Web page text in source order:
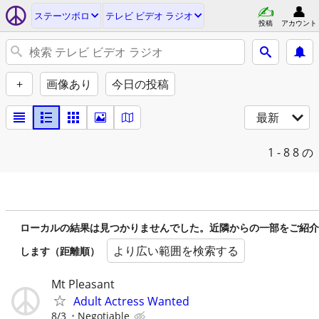
ステーツボロ テレビ ビデオ ラジオ
投稿 アカウント
+ 画像あり 今日の投稿
最新
1 - 88 の
ローカルの結果は見つかりませんでした。近隣からの一部をご紹介
します（距離順）
より広い範囲を検索する
Mt Pleasant
Adult Actress Wanted
8/3 Negotiable